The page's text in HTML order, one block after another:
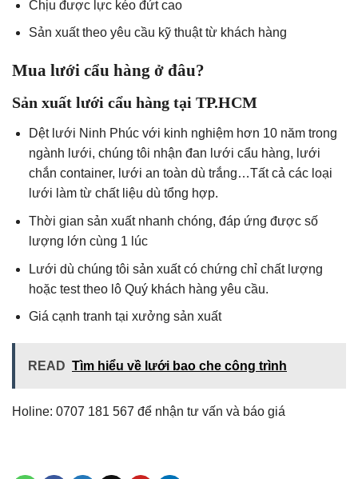
Chịu được lực kéo đứt cao
Sản xuất theo yêu cầu kỹ thuật từ khách hàng
Mua lưới cẩu hàng ở đâu?
Sản xuất lưới cẩu hàng tại TP.HCM
Dệt lưới Ninh Phúc với kinh nghiệm hơn 10 năm trong
ngành lưới, chúng tôi nhận đan lưới cẩu hàng, lưới
chắn container, lưới an toàn dù trắng…Tất cả các loại
lưới làm từ chất liệu dù tổng hợp.
Thời gian sản xuất nhanh chóng, đáp ứng được số
lượng lớn cùng 1 lúc
Lưới dù chúng tôi sản xuất có chứng chỉ chất lượng
hoặc test theo lô Quý khách hàng yêu cầu.
Giá cạnh tranh tại xưởng sản xuất
READ Tìm hiểu về lưới bao che công trình
Holine: 0707 181 567 để nhận tư vấn và báo giá